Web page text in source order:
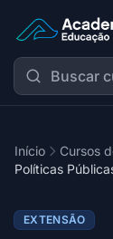
Academy
Início
Cursos
Políticas
EXTENSÃO